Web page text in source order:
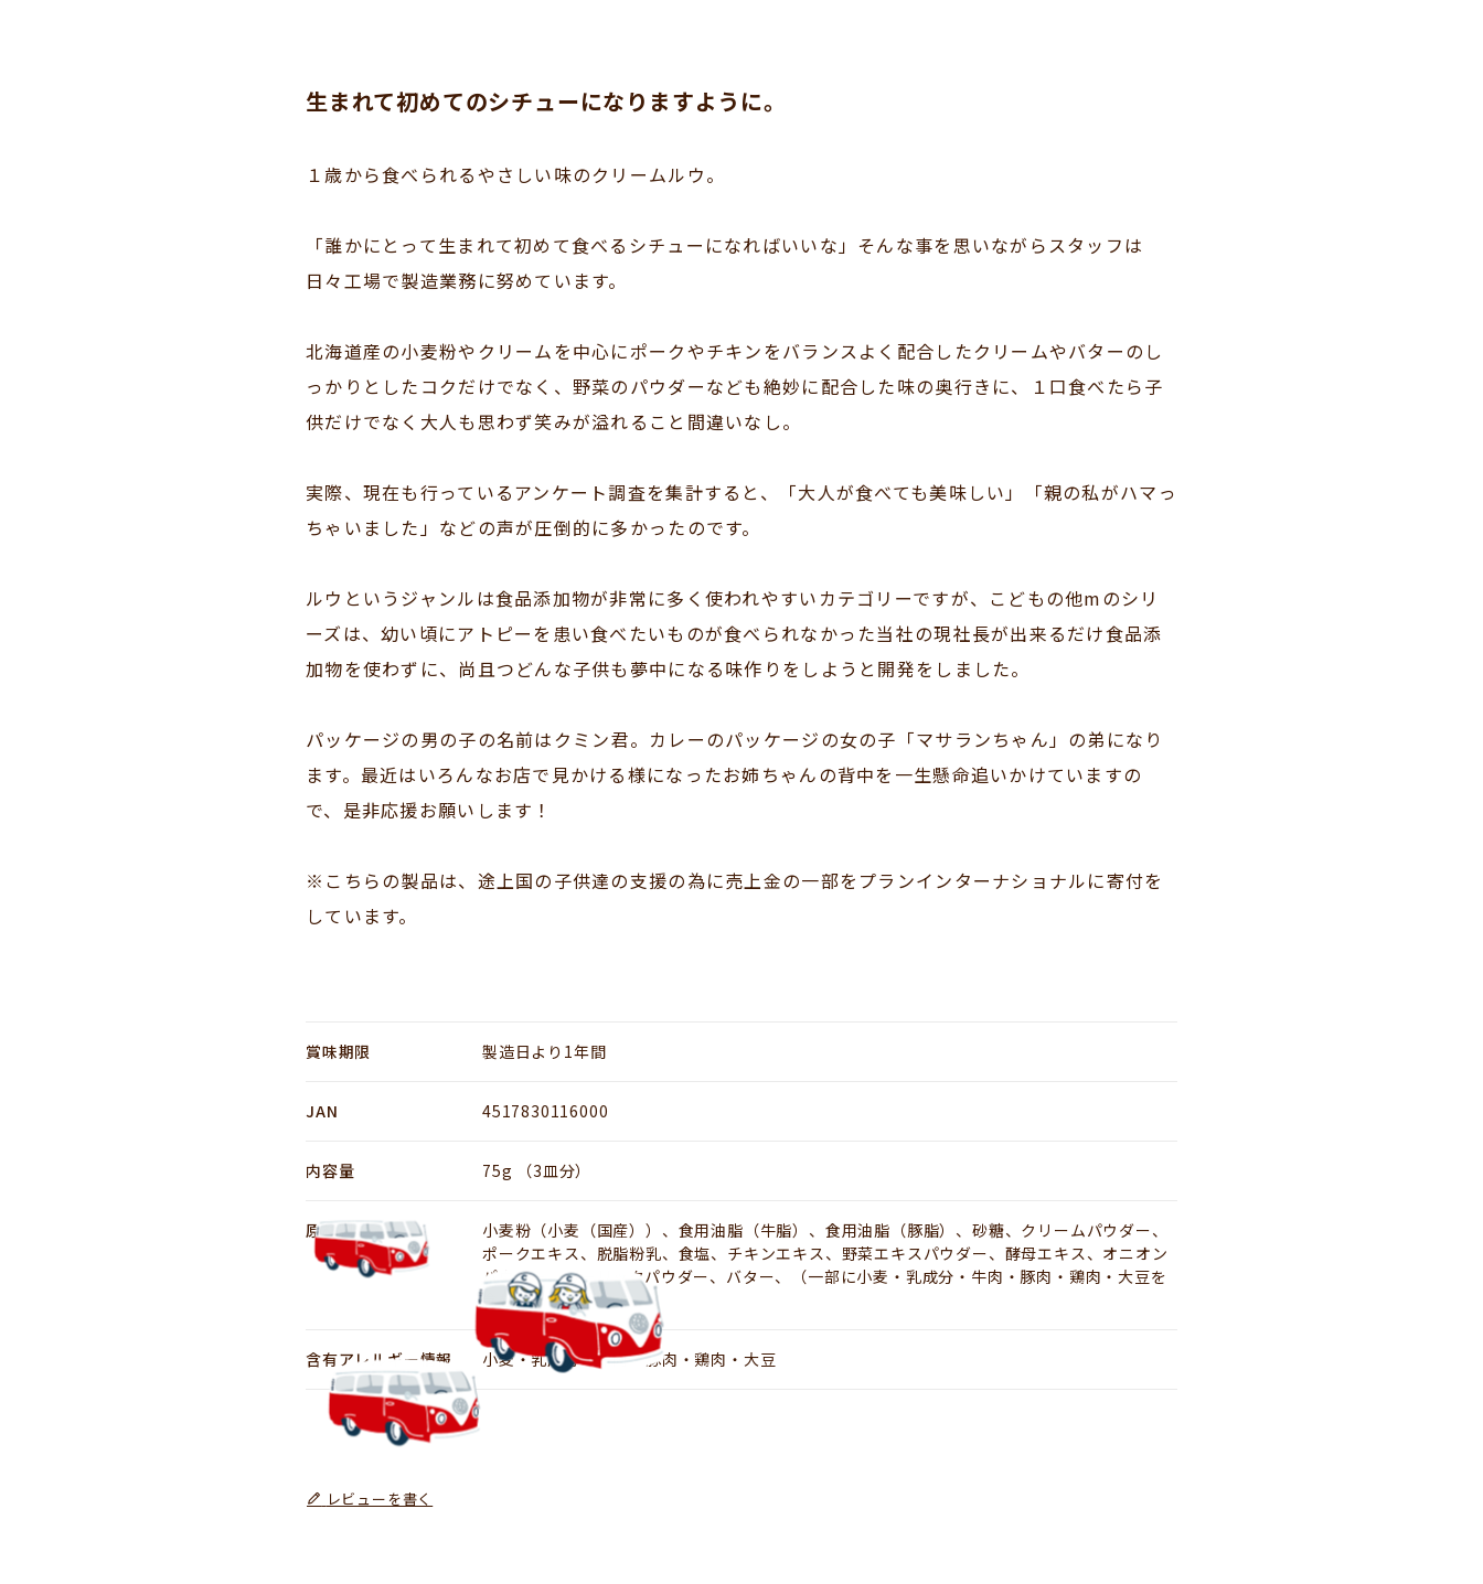
生まれて初めてのシチューになりますように。
１歳から食べられるやさしい味のクリームルウ。
「誰かにとって生まれて初めて食べるシチューになればいいな」そんな事を思いながらスタッフは
日々工場で製造業務に努めています。
北海道産の小麦粉やクリームを中心にポークやチキンをバランスよく配合したクリームやバターのし
っかりとしたコクだけでなく、野菜のパウダーなども絶妙に配合した味の奥行きに、１口食べたら子
供だけでなく大人も思わず笑みが溢れること間違いなし。
実際、現在も行っているアンケート調査を集計すると、「大人が食べても美味しい」「親の私がハマっ
ちゃいました」などの声が圧倒的に多かったのです。
ルウというジャンルは食品添加物が非常に多く使われやすいカテゴリーですが、こどもの他mのシリ
ーズは、幼い頃にアトピーを患い食べたいものが食べられなかった当社の現社長が出来るだけ食品添
加物を使わずに、尚且つどんな子供も夢中になる味作りをしようと開発をしました。
パッケージの男の子の名前はクミン君。カレーのパッケージの女の子「マサランちゃん」の弟になり
ます。最近はいろんなお店で見かける様になったお姉ちゃんの背中を一生懸命追いかけていますの
で、是非応援お願いします！
※こちらの製品は、途上国の子供達の支援の為に売上金の一部をプランインターナショナルに寄付を
しています。
賞味期限 製造日より1年間
JAN 4517830116000
内容量 75g （3皿分）
原材料
小麦粉（小麦（国産））、食用油脂（牛脂）、食用油脂（豚脂）、砂糖、クリームパウダー、
ポークエキス、脱脂粉乳、食塩、チキンエキス、野菜エキスパウダー、酵母エキス、オニオン
パウダー、ガーリックパウダー、バター、（一部に小麦・乳成分・牛肉・豚肉・鶏肉・大豆を
含む）
含有アレルギー情報 小麦・乳成分・牛肉・豚肉・鶏肉・大豆
レビューを書く